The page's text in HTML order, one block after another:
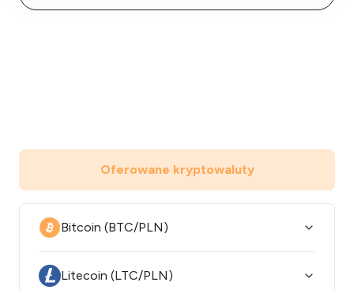
Oferowane kryptowaluty
Bitcoin (BTC/PLN)
Litecoin (LTC/PLN)